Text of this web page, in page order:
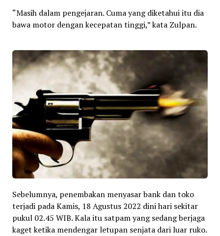
“Masih dalam pengejaran. Cuma yang diketahui itu dia
bawa motor dengan kecepatan tinggi,” kata Zulpan.
Sebelumnya, penembakan menyasar bank dan toko
terjadi pada Kamis, 18 Agustus 2022 dini hari sekitar
pukul 02.45 WIB. Kala itu satpam yang sedang berjaga
kaget ketika mendengar letupan senjata dari luar ruko.